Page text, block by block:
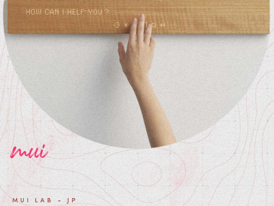
mui
MUI LAB - JP